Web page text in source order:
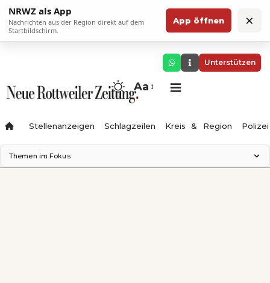
NRWZ als App
Nachrichten aus der Region direkt auf dem
Startbildschirm.
App öffnen ×
Unterstützen
Aa
Stellenanzeigen Schlagzeilen Kreis & Region Polizei
Themen im Fokus